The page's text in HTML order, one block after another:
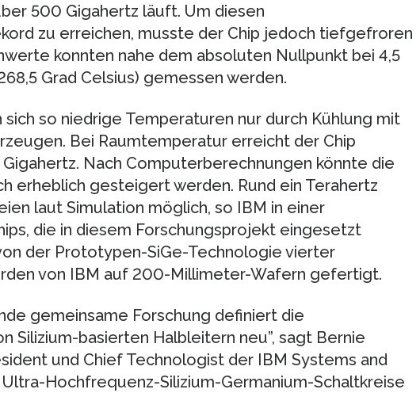
500 Gigahertz läuft. Um diesen
zu erreichen, musste der Chip jedoch tiefgefroren
konnten nahe dem absoluten Nullpunkt bei 4,5
Grad Celsius) gemessen werden.
sich so niedrige Temperaturen nur durch Kühlung mit
Bei Raumtemperatur erreicht der Chip
Nach Computerberechnungen könnte die
erheblich gesteigert werden. Rund ein Terahertz
laut Simulation möglich, so IBM in einer
die in diesem Forschungsprojekt eingesetzt
der Prototypen-SiGe-Technologie vierter
von IBM auf 200-Millimeter-Wafern gefertigt.
gemeinsame Forschung definiert die
Silizium-basierten Halbleitern neu”, sagt Bernie
und Chief Technologist der IBM Systems and
Hochfrequenz-Silizium-Germanium-Schaltkreise